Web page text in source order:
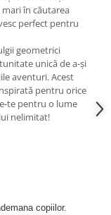
în căutarea
perfect pentru
geometrici
unică de a-și
aventuri. Acest
pentru orice
te pentru o lume
nelimitat!
copiilor.